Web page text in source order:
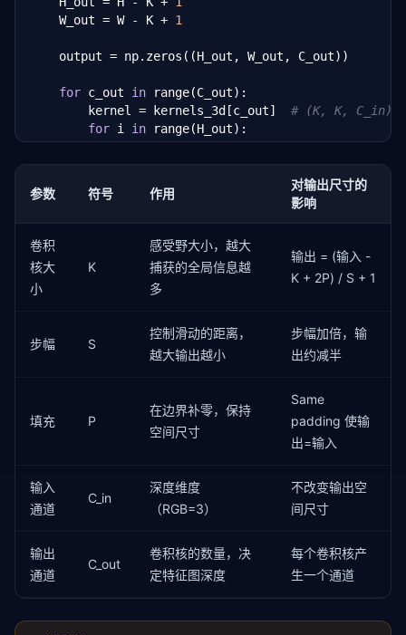
    [-
1, , 1 ],
    [-
1, , 1],
], dtype=float)
result = conv2d_manual(img, edge_kernel, stride=
"输入图像形状:", img.shape)
"输出特征图形状:", result.shape)
print(result.astype(int))
    W_out = W - K +
1
    output = np.zeros((H_out, W_out, C_out))
for c_out in range(C_out):
        kernel = kernels_3d[c_out]
# (K, K, C_in)
for i in range(H_out):
for j in range(W_out):
                region = image_3d[i:i+K, j:j+K, :]
output[i, j, c_out] = np.sum(region
if bias is not
output
# 模拟 6×6 RGB 图像
image_rgb = np.random.randint(
, (6, 6 , 3
# 2 个 3×3×3 的随机卷积核
output = conv2d_multi_channel(image_rgb, kernels,
print(
f"通道 1 的最大激活值:
参数 符号 作用
对输出尺寸的
影响
卷积
核大
小
K
感受野大小，越大
捕获的全局信息越
多
输出 = (输入 -
K + 2P) / S + 1
步幅 S
控制滑动的距离，
越大输出越小
步幅加倍，输
出约减半
填充 P
在边界补零，保持
空间尺寸
Same
padding 使输
出=输入
输入
通道
C_in
深度维度
（RGB=3）
不改变输出空
间尺寸
输出
通道
C_out
卷积核的数量，决
定特征图深度
每个卷积核产
生一个通道